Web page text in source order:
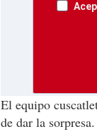
El equipo
de dar la sorpresa.